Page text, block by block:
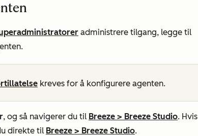
administrere tilgang, legge til
kreves for å konfigurere agenten.
, og så navigerer du til Breeze > Breeze Studio. Hvis
direkte til Breeze > Breeze Studio.